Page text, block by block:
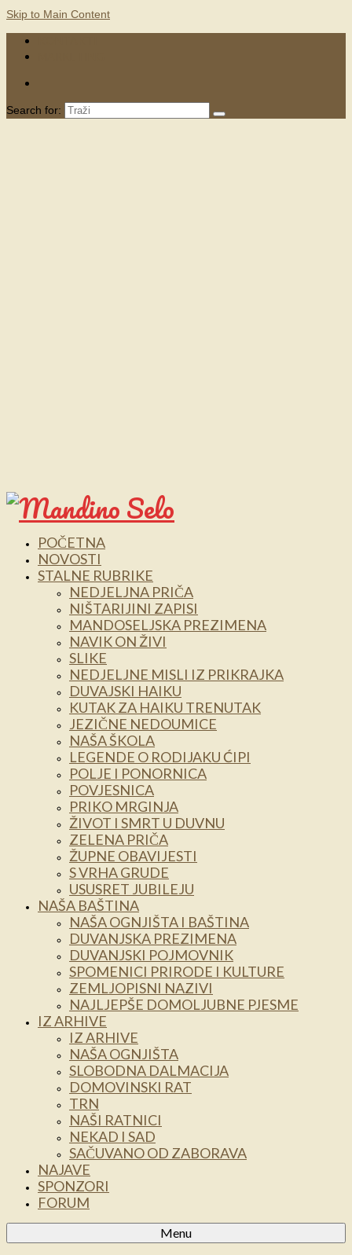
Skip to Main Content
Search for:
POČETNA
NOVOSTI
STALNE RUBRIKE
NEDJELJNA PRIČA
NIŠTARIJINI ZAPISI
MANDOSELJSKA PREZIMENA
NAVIK ON ŽIVI
SLIKE
NEDJELJNE MISLI IZ PRIKRAJKA
DUVAJSKI HAIKU
KUTAK ZA HAIKU TRENUTAK
JEZIČNE NEDOUMICE
NAŠA ŠKOLA
LEGENDE O RODIJAKU ĆIPI
POLJE I PONORNICA
POVJESNICA
PRIKO MRGINJA
ŽIVOT I SMRT U DUVNU
ZELENA PRIČA
ŽUPNE OBAVIJESTI
S VRHA GRUDE
USUSRET JUBILEJU
NAŠA BAŠTINA
NAŠA OGNJIŠTA I BAŠTINA
DUVANJSKA PREZIMENA
DUVANJSKI POJMOVNIK
SPOMENICI PRIRODE I KULTURE
ZEMLJOPISNI NAZIVI
NAJLJEPŠE DOMOLJUBNE PJESME
IZ ARHIVE
IZ ARHIVE
NAŠA OGNJIŠTA
SLOBODNA DALMACIJA
DOMOVINSKI RAT
TRN
NAŠI RATNICI
NEKAD I SAD
SAČUVANO OD ZABORAVA
NAJAVE
SPONZORI
FORUM
Menu